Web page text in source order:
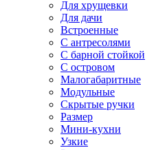
Для хрущевки
Для дачи
Встроенные
С антресолями
С барной стойкой
С островом
Малогабаритные
Модульные
Скрытые ручки
Размер
Мини-кухни
Узкие